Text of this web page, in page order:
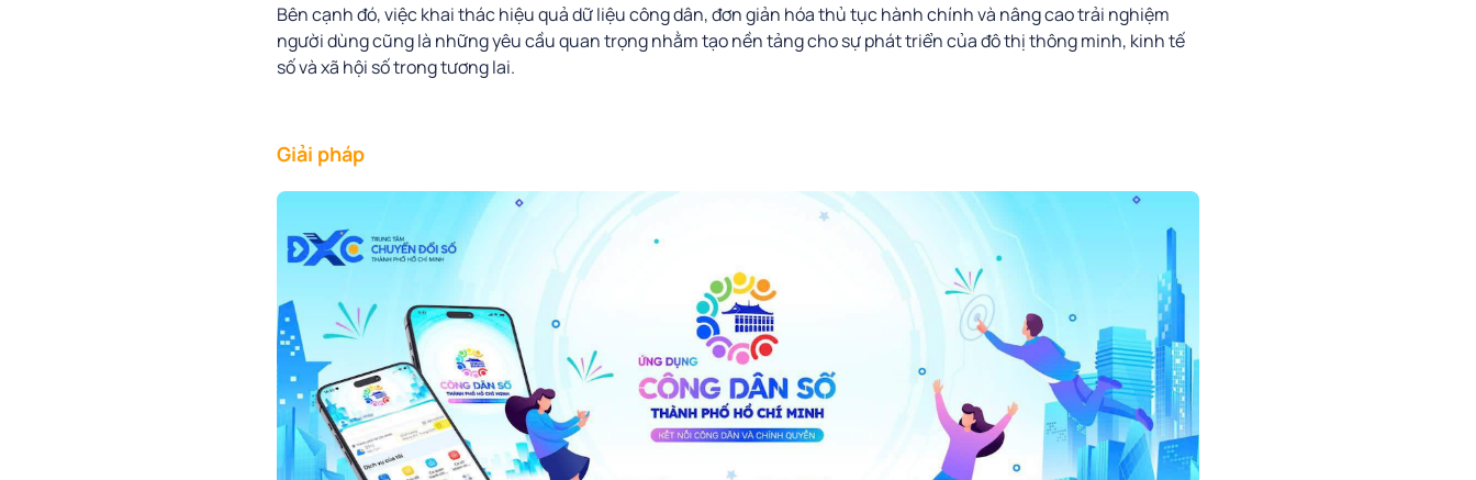
Bên cạnh đó, việc khai thác hiệu quả dữ liệu công dân, đơn giản hóa thủ tục hành chính và nâng cao trải nghiệm
người dùng cũng là những yêu cầu quan trọng nhằm tạo nền tảng cho sự phát triển của đô thị thông minh, kinh tế
số và xã hội số trong tương lai.
Giải pháp